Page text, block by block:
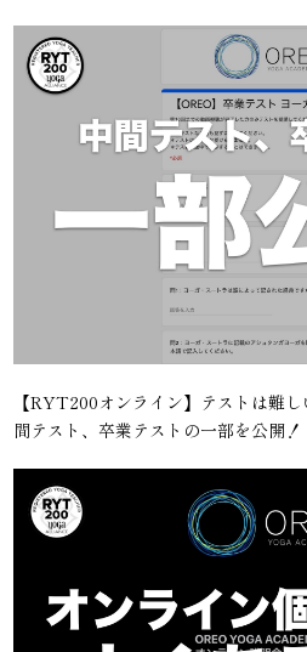
【RYT200オンライン】テストは難
間テスト、卒業テストの一部を公開！